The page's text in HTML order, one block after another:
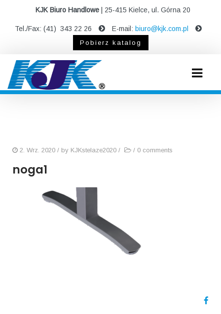
KJK Biuro Handlowe| 25-415 Kielce, ul. Górna 20
Tel./Fax: (41) 343 22 26 E-mail: biuro@kjk.com.pl
Pobierz katalog
2. Wrz. 2020 / by KJKstelaze2020 / / 0 comments
noga1